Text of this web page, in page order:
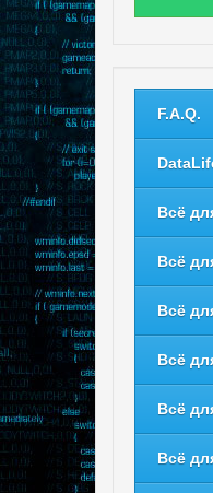
F.A.Q.
Всё
Всё
Всё
Всё
Всё
Всё